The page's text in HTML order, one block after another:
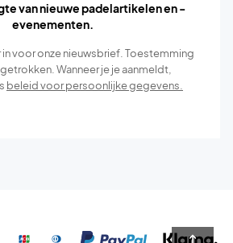
van nieuwe padelartikelen en -
evenementen.
in voor onze nieuwsbrief. Toestemming
Wanneer je je aanmeldt,
beleid voor persoonlijke gegevens.